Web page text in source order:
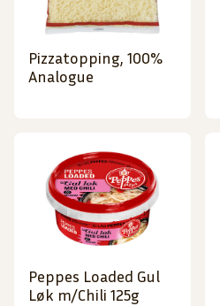
Pizzatopping, 100%
Analogue
Peppes Loaded Gul
Løk m/Chili 125g